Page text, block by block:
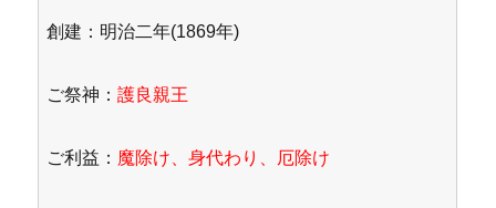
創建：明治二年(1869年)
ご祭神：護良親王
ご利益： 魔除け、身代わり、厄除け